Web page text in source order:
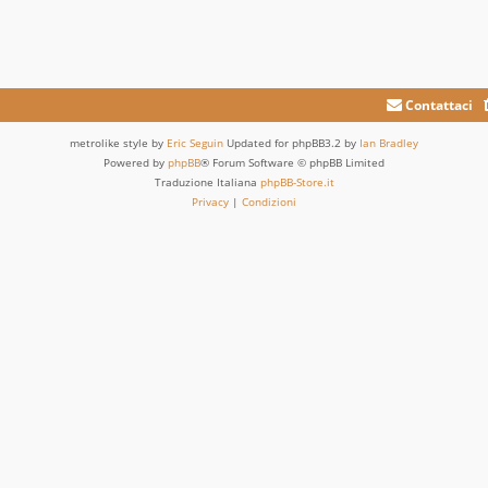
Contattaci
metrolike style by Eric Seguin Updated for phpBB3.2 by Ian Bradley
Powered by phpBB® Forum Software © phpBB Limited
Traduzione Italiana phpBB-Store.it
Privacy | Condizioni